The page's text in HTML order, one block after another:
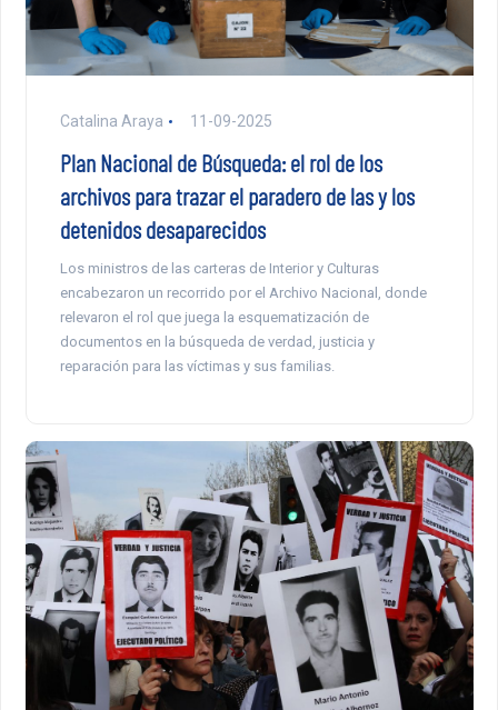
Catalina Araya 11-09-2025
Plan Nacional de Búsqueda: el rol de los
archivos para trazar el paradero de las y los
detenidos desaparecidos
Los ministros de las carteras de Interior y Culturas
encabezaron un recorrido por el Archivo Nacional, donde
relevaron el rol que juega la esquematización de
documentos en la búsqueda de verdad, justicia y
reparación para las víctimas y sus familias.